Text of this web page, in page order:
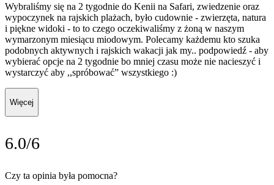
Wybraliśmy się na 2 tygodnie do Kenii na Safari, zwiedzenie oraz
wypoczynek na rajskich plażach, było cudownie - zwierzęta, natura
i piękne widoki - to to czego oczekiwaliśmy z żoną w naszym
wymarzonym miesiącu miodowym. Polecamy każdemu kto szuka
podobnych aktywnych i rajskich wakacji jak my.. podpowiedź - aby
wybierać opcje na 2 tygodnie bo mniej czasu może nie nacieszyć i
wystarczyć aby ,,spróbować” wszystkiego :)
Więcej
6.0/6
Czy ta opinia była pomocna?